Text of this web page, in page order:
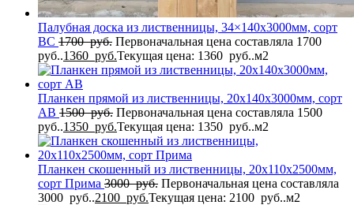
Палубная доска из лиственницы, 34×140x3000мм, сорт
BC 1700руб. Первоначальная цена составляла 1700
руб..1360 руб.Текущая цена: 1360 руб..м2
Планкен прямой из лиственницы, 20x140x3000мм, сорт
AB 1500руб. Первоначальная цена составляла 1500
руб..1350 руб.Текущая цена: 1350 руб..м2
Планкен скошенный из лиственницы, 20x110x2500мм,
сорт Прима 3000руб. Первоначальная цена составляла
3000 руб..2100 руб.Текущая цена: 2100 руб..м2